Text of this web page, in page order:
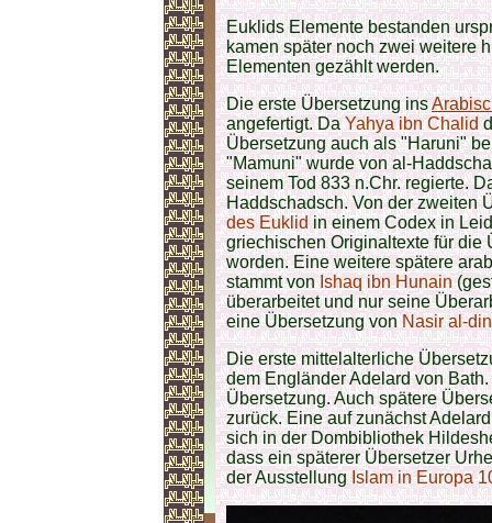
Euklids Elemente bestanden
kamen später noch zwei weitere
Elementen gezählt werden.
Die erste Übersetzung ins
angefertigt. DaYahya ibn Chalid
Übersetzung auch als "Haruni"
"Mamuni" wurde von al-
seinem Tod 833 n.Chr. regierte.
Haddschadsch. Von der zweiten
des Euklidin einem Codex in
griechischen Originaltexte für die
worden. Eine weitere spätere
stammt vonIshaq ibn Hunain
überarbeitet und nur seine
eine Übersetzung vonNasir al-
Die erste mittelalterliche
dem Engländer Adelard von
Übersetzung. Auch spätere
zurück. Eine auf zunächst
sich in der Dombibliothek
dass ein späterer Übersetzer
der AusstellungIslam in Europa